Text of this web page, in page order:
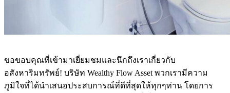
ขอขอบคุณที่เข้ามาเยี่ยมชมและนึกถึงเราเกี่ยวกับ
อสังหาริมทรัพย์! บริษัท Wealthy Flow Asset พวกเรามีความ
ภูมิใจที่ได้นำเสนอประสบการณ์ที่ดีที่สุดให้ทุกๆท่าน โดยการ